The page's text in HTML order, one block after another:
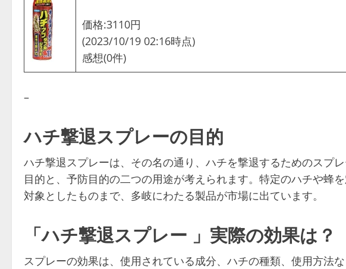
価格:3110円
(2023/10/19 02:16時点)
感想(0件)
–
ハチ撃退スプレーの目的
ハチ撃退スプレーは、その名の通り、ハチを撃退するためのスプ
目的と、予防目的の二つの用途が考えられます。特定のハチや蜂
対象としたものまで、多岐にわたる製品が市場に出ています。
「ハチ撃退スプレー 」実際の効果は？
スプレーの効果は、使用されている成分、ハチの種類、使用方法